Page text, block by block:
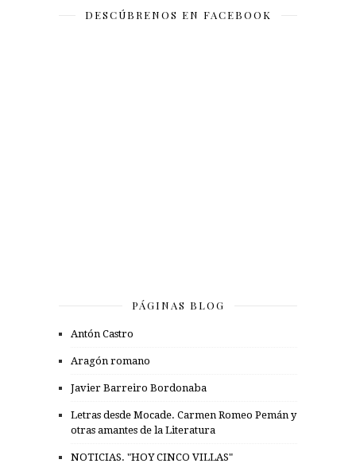
DESCÚBRENOS EN FACEBOOK
PÁGINAS BLOG
Antón Castro
Aragón romano
Javier Barreiro Bordonaba
Letras desde Mocade. Carmen Romeo Pemán y
otras amantes de la Literatura
NOTICIAS. "HOY CINCO VILLAS"